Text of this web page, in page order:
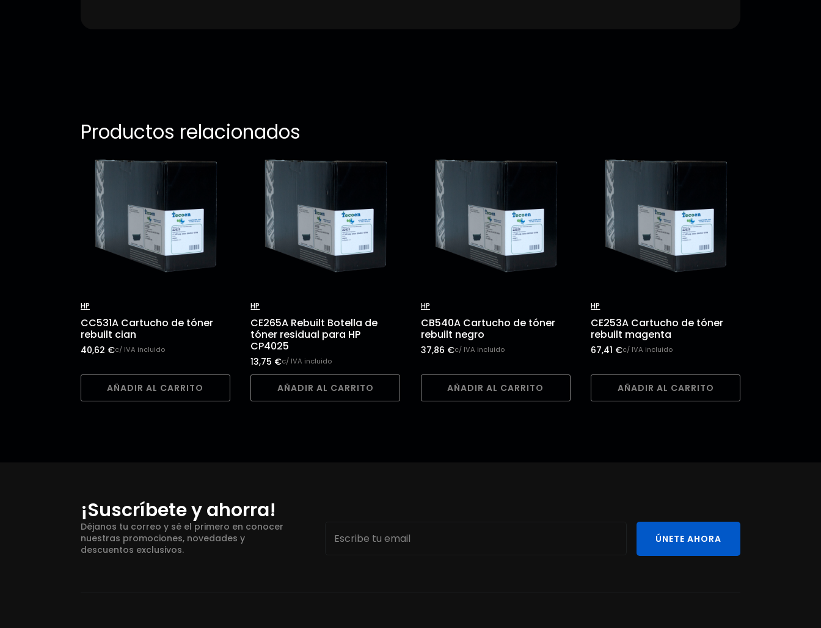
Productos relacionados
HP
CC531A Cartucho de tóner
rebuilt cian
40,62 €c/ IVA incluido
AÑADIR AL CARRITO
HP
CE265A Rebuilt Botella de
tóner residual para HP
CP4025
13,75 €c/ IVA incluido
AÑADIR AL CARRITO
HP
CB540A Cartucho de tóner
rebuilt negro
37,86 €c/ IVA incluido
AÑADIR AL CARRITO
HP
CE253A Cartucho de tóner
rebuilt magenta
67,41 €c/ IVA incluido
AÑADIR AL CARRITO
¡Suscríbete y ahorra!
Déjanos tu correo y sé el primero en conocer
nuestras promociones, novedades y
descuentos exclusivos.
ÚNETE AHORA